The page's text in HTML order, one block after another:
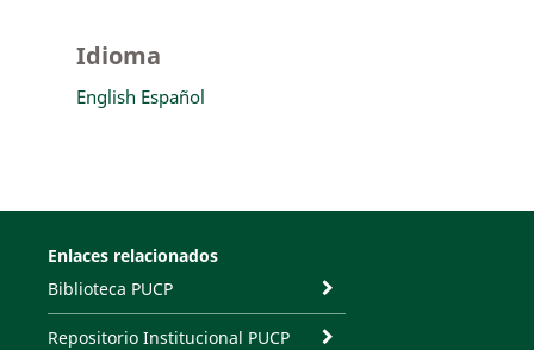
Idioma
English Español
Enlaces relacionados
Biblioteca PUCP
Repositorio Institucional PUCP